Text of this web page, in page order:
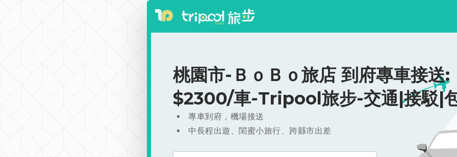
桃園市-ＢｏＢｏ旅店 到府專車接送:
$2300/車-Tripool旅步-交通|接駁|
專車到府，機場接送
中長程出遊、閨蜜小旅行、跨縣市出差